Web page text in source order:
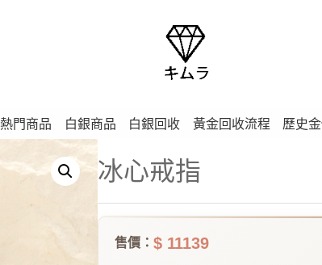
熱門商品 白銀商品 白銀回收 黃金回收流程 歷史
冰心戒指
售價： $ 11139